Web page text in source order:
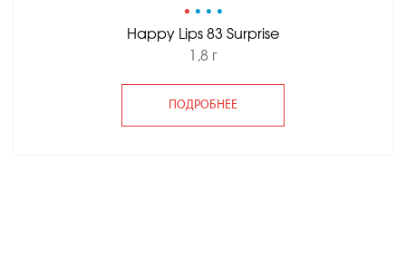
• • • •
Happy Lips 83 Surprise
1,8 г
ПОДРОБНЕЕ